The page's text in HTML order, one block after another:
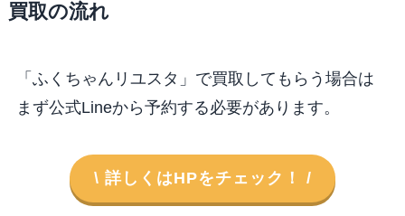
買取の流れ
「ふくちゃんリユスタ」で買取してもらう場合は
まず公式Lineから予約する必要があります。
\ 詳しくはHPをチェック！ /